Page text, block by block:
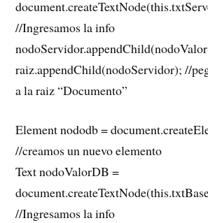
//Ingresamos la info
raiz.appendChild(nodoServidor); //
a la raiz “Documento”
Element nododb =
//creamos un nuevo elemento
Text nodoValorDB =
//Ingresamos la info